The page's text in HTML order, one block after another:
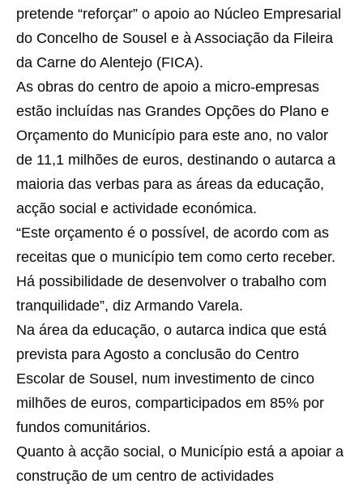
pretende “reforçar” o apoio ao Núcleo Empresarial
do Concelho de Sousel e à Associação da Fileira
da Carne do Alentejo (FICA).
As obras do centro de apoio a micro-empresas
estão incluídas nas Grandes Opções do Plano e
Orçamento do Município para este ano, no valor
de 11,1 milhões de euros, destinando o autarca a
maioria das verbas para as áreas da educação,
acção social e actividade económica.
“Este orçamento é o possível, de acordo com as
receitas que o município tem como certo receber.
Há possibilidade de desenvolver o trabalho com
tranquilidade”, diz Armando Varela.
Na área da educação, o autarca indica que está
prevista para Agosto a conclusão do Centro
Escolar de Sousel, num investimento de cinco
milhões de euros, comparticipados em 85% por
fundos comunitários.
Quanto à acção social, o Município está a apoiar a
construção de um centro de actividades